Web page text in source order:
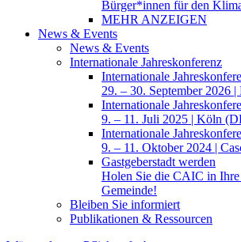
Bürger*innen für den
MEHR ANZEIGEN
News & Events
News & Events
Internationale Jahreskonferenz
Internationale
29. – 30. September 2026
Internationale
9. – 11. Juli 2025 | Köln
Internationale
9. – 11. Oktober 2024 |
Gastgeberstadt werden
Holen Sie die CAIC in Ihre
Gemeinde!
Bleiben Sie informiert
Publikationen & Ressourcen